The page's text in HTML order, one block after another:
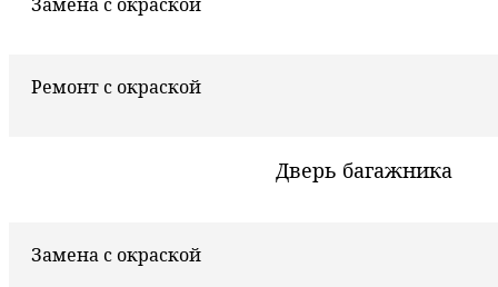
Ремонт с окраской
Дверь багажника
Замена с окраской